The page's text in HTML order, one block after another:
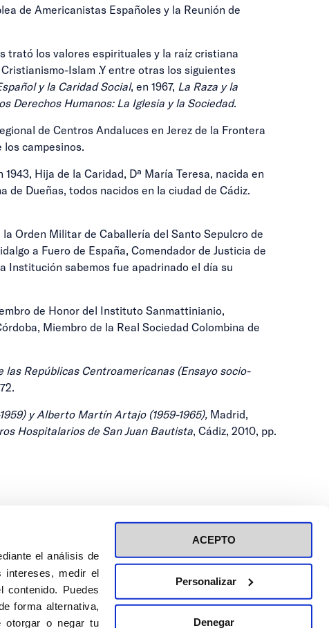
el análisis de
intereses, medir el
contenido. Puedes
forma alternativa,
otorgar o negar tu
ACEPTO
Personalizar
Denegar
de Americanistas Españoles y la Reunión de
trató los valores espirituales y la raíz cristiana
Islam .Y entre otras los siguientes
y la Caridad Social, en 1967, La Raza y la
Derechos Humanos: La Iglesia y la Sociedad.
de Centros Andaluces en Jerez de la Frontera
los campesinos.
Hija de la Caridad, Dª María Teresa, nacida en
de Dueñas, todos nacidos en la ciudad de Cádiz.
Orden Militar de Caballería del Santo Sepulcro de
a Fuero de España, Comendador de Justicia de
Institución sabemos fue apadrinado el día su
de Honor del Instituto Sanmattinianio,
Miembro de la Real Sociedad Colombina de
las Repúblicas Centroamericanas (Ensayo socio-
y Alberto Martín Artajo (1959-1965), Madrid,
Hospitalarios de San Juan Bautista, Cádiz, 2010, pp.
a eventos
Política de privacidad de RRSS
Política de cookies